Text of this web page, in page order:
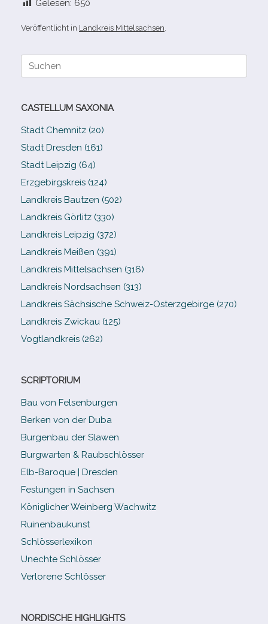
Gelesen: 650
Veröffentlicht in Landkreis Mittelsachsen
Suche
CASTELLUM SAXONIA
Stadt Chemnitz (20)
Stadt Dresden (161)
Stadt Leipzig (64)
Erzgebirgskreis (124)
Landkreis Bautzen (502)
Landkreis Görlitz (330)
Landkreis Leipzig (372)
Landkreis Meißen (391)
Landkreis Mittelsachsen (316)
Landkreis Nordsachsen (313)
Landkreis Sächsische Schweiz-​Osterzgebirge (270)
Landkreis Zwickau (125)
Vogtlandkreis (262)
SCRIPTORIUM
Bau von Felsenburgen
Berken von der Duba
Burgenbau der Slawen
Burgwarten & Raubschlösser
Elb-​Baroque | Dresden
Festungen in Sachsen
Königlicher Weinberg Wachwitz
Ruinenbaukunst
Schlösserlexikon
Unechte Schlösser
Verlorene Schlösser
NORDISCHE HIGHLIGHTS